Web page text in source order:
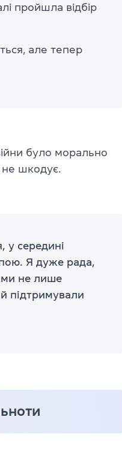
пройшла відбір
але тепер
було морально
не шкодує.
у середині
Я дуже рада,
ми не лише
підтримували